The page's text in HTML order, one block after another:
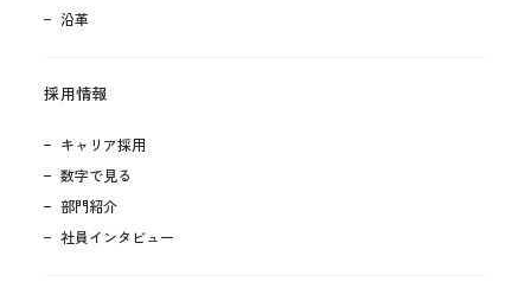
沿革
採用情報
キャリア採用
数字で見る
部門紹介
社員インタビュー